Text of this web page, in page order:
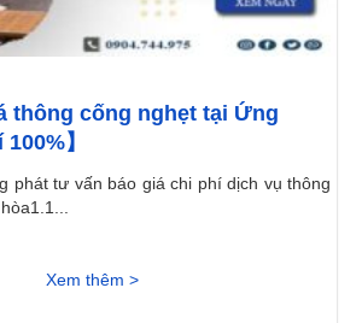
thông cống nghẹt tại Ứng
】
phát tư vấn báo giá chi phí dịch vụ thông
Xem thêm >